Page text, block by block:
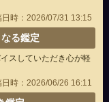
日時：2026/07/31 13:15
る鑑定
スしていただき心が軽
日時：2026/06/26 16:11